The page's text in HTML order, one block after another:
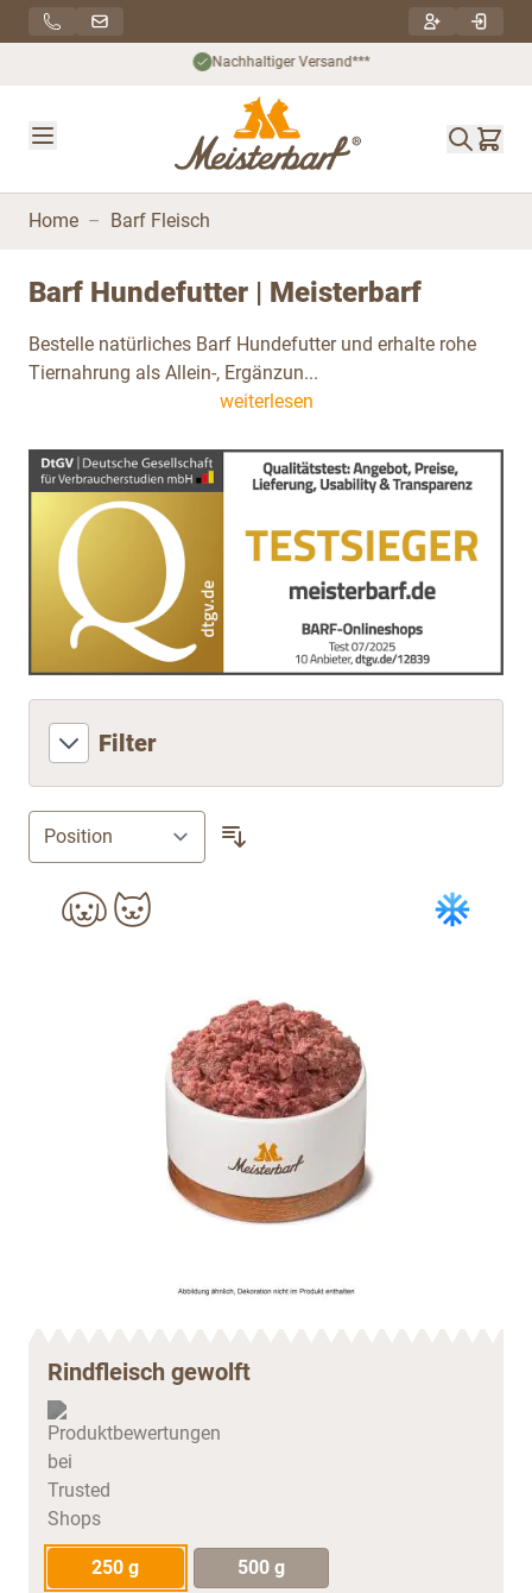
Direkt zum Inhalt
Nachhaltiger Versand***
Home – Barf Fleisch
Barf Hundefutter | Meisterbarf
Bestelle natürliches Barf Hundefutter und erhalte rohe
Tiernahrung als Allein-, Ergänzun...
weiterlesen
Filter
Rindfleisch gewolft
250 g 500 g